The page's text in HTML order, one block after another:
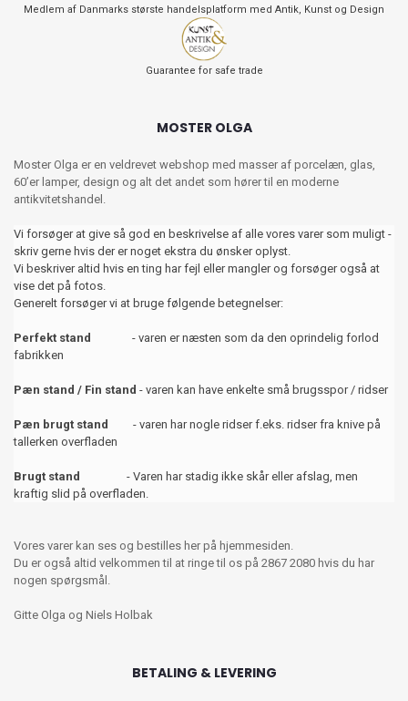
Medlem af Danmarks største handelsplatform med Antik, Kunst og Design
Guarantee for safe trade
MOSTER OLGA
Moster Olga er en veldrevet webshop med masser af porcelæn, glas,
60’er lamper, design og alt det andet som hører til en moderne
antikvitetshandel.
Vi forsøger at give så god en beskrivelse af alle vores varer som muligt -
skriv gerne hvis der er noget ekstra du ønsker oplyst.
Vi beskriver altid hvis en ting har fejl eller mangler og forsøger også at
vise det på fotos.
Generelt forsøger vi at bruge følgende betegnelser:
Perfekt stand - varen er næsten som da den oprindelig forlod
fabrikken
Pæn stand / Fin stand - varen kan have enkelte små brugsspor / ridser
Pæn brugt stand
- varen har nogle ridser f.eks. ridser fra knive på
tallerken overfladen
Brugt stand
- Varen har stadig ikke skår eller afslag, men
kraftig slid på overfladen.
Vores varer kan ses og bestilles her på hjemmesiden.
Du er også altid velkommen til at ringe til os på 2867 2080 hvis du har
nogen spørgsmål.
Gitte Olga og Niels Holbak
BETALING & LEVERING